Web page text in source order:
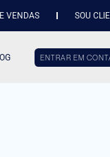
VENDAS SOU
ENTRAR EM